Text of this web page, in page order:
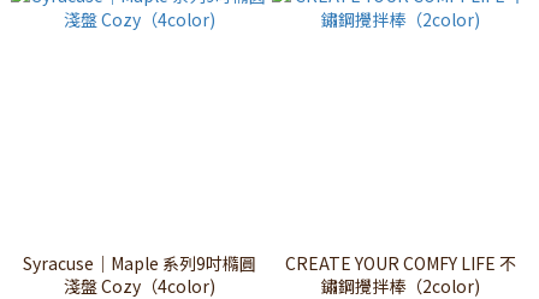
Syracuse｜Maple 系列9吋橢圓
淺盤 Cozy（4color)
CREATE YOUR COMFY LIFE 不
鏽鋼攪拌棒（2color)